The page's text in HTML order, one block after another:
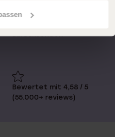
zurücksenden
Bewertet mit 4,58 / 5
(55.000+ reviews)